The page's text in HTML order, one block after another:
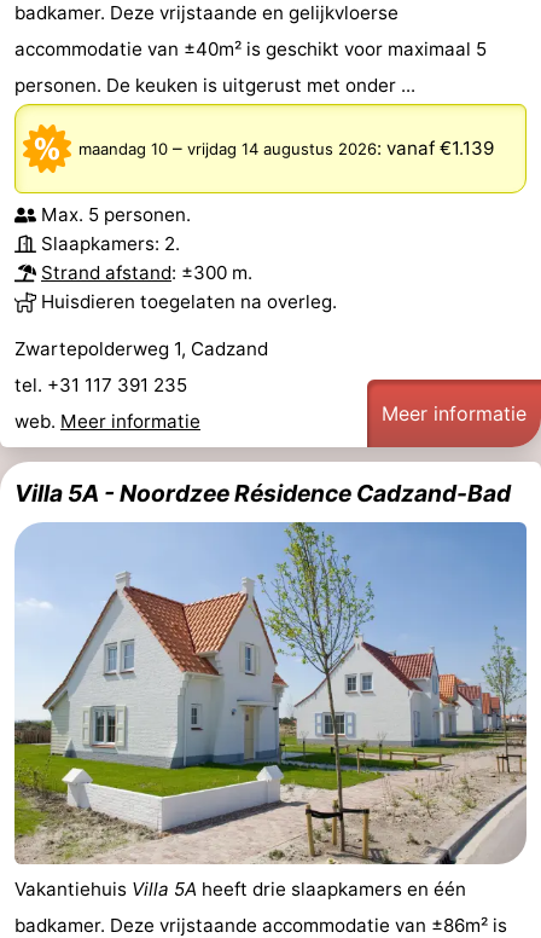
centra
Dorpen
&
Steden
Natuur
Sporten
-
Zwembaden
-
Wandelen
-
Paardrijden
-
Golfbanen
-
Surfen
Eten
en
drinken
Haaientanden
Zeehonden
Evenementen
Praktisch
Forum
Reisboekenwinkel
Nieuws
badkamer. Deze vrijstaande en gelijkvloerse
accommodatie van ±40m² is geschikt voor maximaal 5
personen. De keuken is uitgerust met onder ...
maandag 10 – vrijdag 14 augustus 2026: vanaf €1.139
Max. 5 personen.
Slaapkamers: 2.
Strand afstand: ±300 m.
Huisdieren toegelaten na overleg.
Zwartepolderweg 1, Cadzand
tel. +31 117 391 235
web. Meer informatie Meer informatie
Villa 5A - Noordzee Résidence Cadzand-Bad
Vakantiehuis Villa 5A heeft drie slaapkamers en één
badkamer. Deze vrijstaande accommodatie van ±86m² is